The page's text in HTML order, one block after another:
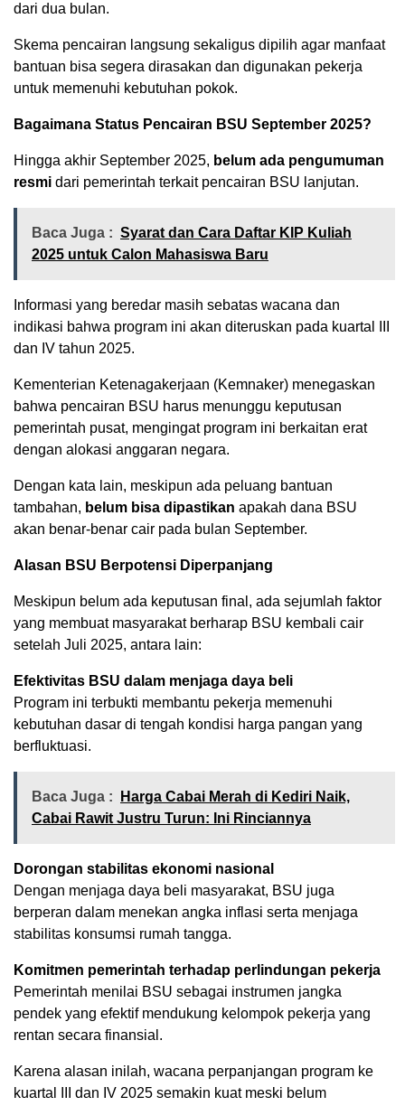
dari dua bulan.
Skema pencairan langsung sekaligus dipilih agar manfaat
bantuan bisa segera dirasakan dan digunakan pekerja
untuk memenuhi kebutuhan pokok.
Bagaimana Status Pencairan BSU September 2025?
Hingga akhir September 2025, belum ada pengumuman
resmi dari pemerintah terkait pencairan BSU lanjutan.
Baca Juga : Syarat dan Cara Daftar KIP Kuliah
2025 untuk Calon Mahasiswa Baru
Informasi yang beredar masih sebatas wacana dan
indikasi bahwa program ini akan diteruskan pada kuartal III
dan IV tahun 2025.
Kementerian Ketenagakerjaan (Kemnaker) menegaskan
bahwa pencairan BSU harus menunggu keputusan
pemerintah pusat, mengingat program ini berkaitan erat
dengan alokasi anggaran negara.
Dengan kata lain, meskipun ada peluang bantuan
tambahan, belum bisa dipastikan apakah dana BSU
akan benar-benar cair pada bulan September.
Alasan BSU Berpotensi Diperpanjang
Meskipun belum ada keputusan final, ada sejumlah faktor
yang membuat masyarakat berharap BSU kembali cair
setelah Juli 2025, antara lain:
Efektivitas BSU dalam menjaga daya beli
Program ini terbukti membantu pekerja memenuhi
kebutuhan dasar di tengah kondisi harga pangan yang
berfluktuasi.
Baca Juga :
Harga Cabai Merah di Kediri Naik,
Cabai Rawit Justru Turun: Ini Rinciannya
Dorongan stabilitas ekonomi nasional
Dengan menjaga daya beli masyarakat, BSU juga
berperan dalam menekan angka inflasi serta menjaga
stabilitas konsumsi rumah tangga.
Komitmen pemerintah terhadap perlindungan pekerja
Pemerintah menilai BSU sebagai instrumen jangka
pendek yang efektif mendukung kelompok pekerja yang
rentan secara finansial.
Karena alasan inilah, wacana perpanjangan program ke
kuartal III dan IV 2025 semakin kuat meski belum